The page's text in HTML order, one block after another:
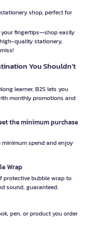
shop, perfect for
your fingertips—shop easily
quality stationery,
You Shouldn’t
learner, B2S lets you
monthly promotions and
the minimum purchase
spend and enjoy
Wrap
protective bubble wrap to
sound, guaranteed.
pen, or product you order